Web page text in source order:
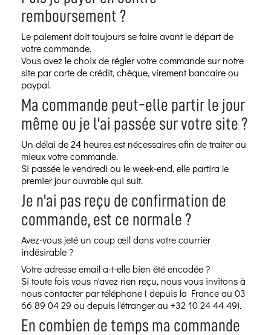
remboursement ?
Le paiement doit toujours se faire avant le départ de
votre commande.
Vous avez le choix de régler votre commande sur notre
site par carte de crédit, chèque, virement bancaire ou
paypal.
Ma commande peut-elle partir le jour
même ou je l'ai passée sur votre site ?
Un délai de 24 heures est nécessaires afin de traiter au
mieux votre commande.
Si passée le vendredi ou le week-end, elle partira le
premier jour ouvrable qui suit.
Je n'ai pas reçu de confirmation de
commande, est ce normale ?
Avez-vous jeté un coup œil dans votre courrier
indésirable ?
Votre adresse email a-t-elle bien été encodée ?
Si toute fois vous n'avez rien reçu, nous vous invitons à
nous contacter par téléphone ( depuis la France au 03
66 89 04 29 ou depuis l'étranger au +32 10 24 44 49).
En combien de temps ma commande